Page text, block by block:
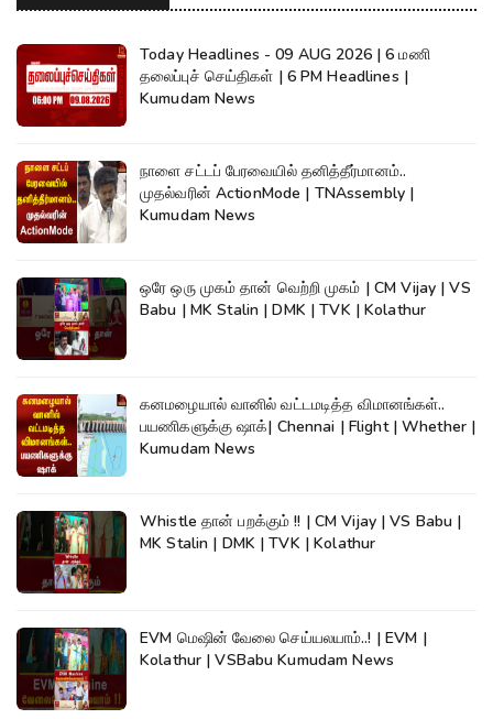
Today Headlines - 09 AUG 2026 | 6 மணி
தலைப்புச் செய்திகள் | 6 PM Headlines |
Kumudam News
நாளை சட்டப் பேரவையில் தனித்தீர்மானம்..
முதல்வரின் ActionMode | TNAssembly |
Kumudam News
ஒரே ஒரு முகம் தான் வெற்றி முகம் | CM Vijay | VS
Babu | MK Stalin | DMK | TVK | Kolathur
கனமழையால் வானில் வட்டமடித்த விமானங்கள்..
பயணிகளுக்கு ஷாக்| Chennai | Flight | Whether |
Kumudam News
Whistle தான் பறக்கும் !! | CM Vijay | VS Babu |
MK Stalin | DMK | TVK | Kolathur
EVM மெஷின் வேலை செய்யலயாம்..! | EVM |
Kolathur | VSBabu Kumudam News